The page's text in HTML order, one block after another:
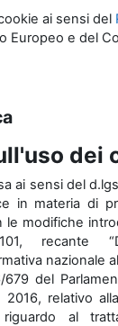
ai sensi del
Europeo e del
dei
ai sensi del
in materia di
le modifiche
recante
nazionale
679 del
relativo
al